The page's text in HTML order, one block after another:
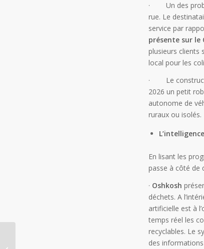
· Un des
rue. Le
service par
présente sur le
plusieurs clients
local pour les
· Le
2026 un petit
autonome de
ruraux ou isolés.
En lisant les
passe à côté de
· Oshkosh
déchets. A
artificielle est à
temps réel les
recyclables. Le
des